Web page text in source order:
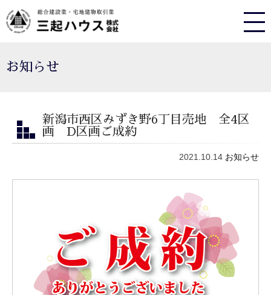
お知らせ
新潟市西区みずき野6丁目売地 全4区
画 D区画ご成約
2021.10.14 お知らせ